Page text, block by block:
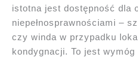
istotna jest dostępność dla
niepełnosprawnościami –
czy winda w przypadku
kondygnacji. To jest wymóg